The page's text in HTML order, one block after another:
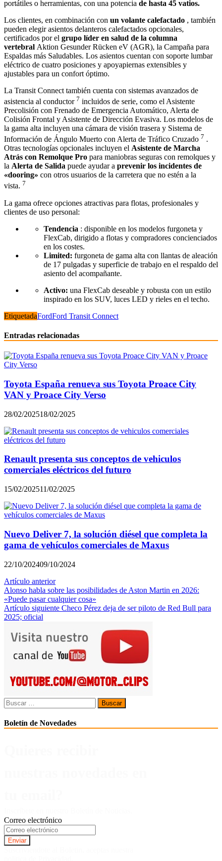
portátiles o herramientas, con una potencia de hasta 45 vatios.
Los clientes, en combinación con un volante calefactado , también
pueden elegir asientos delanteros calefactados opcionales,
certificados por el grupo líder en salud de la columna
vertebral Aktion Gesunder Rücken eV (AGR), la Campaña para
Espaldas más Saludables. Los asientos cuentan con soporte lumbar
eléctrico de cuatro posiciones y apoyapiernas extensibles y
ajustables para un confort óptimo.
La Transit Connect también cuenta con sistemas avanzados de
asistencia al conductor 7 incluidos de serie, como el Asistente
Precolisión con Frenado de Emergencia Automático, Alerta de
Colisión Frontal y Asistente de Dirección Evasiva. Los modelos de
la gama alta incluyen una cámara de visión trasera y Sistema de
Información de Ángulo Muerto con Alerta de Tráfico Cruzado 7 .
Otras tecnologías opcionales incluyen el Asistente de Marcha
Atrás con Remolque Pro para maniobras seguras con remolques y
la Alerta de Salida puede ayudar a prevenir los incidentes de
«dooring» con otros usuarios de la carretera que no estén a la
vista. 7
La gama ofrece opciones atractivas para flotas, profesionales y
clientes de uso personal:
Tendencia : disponible en los modelos furgoneta y
FlexCab, dirigido a flotas y compradores concienciados
en los costes.
Limited: furgoneta de gama alta con llantas de aleación
de 17 pulgadas y superficie de trabajo en el respaldo del
asiento del acompañante.
Activo: una FlexCab deseable y robusta con un estilo
inspirado en los SUV, luces LED y rieles en el techo.
EtiquetadaFordFord Transit Connect
Entradas relacionadas
Toyota España renueva sus Toyota Proace City
VAN y Proace City Verso
28/02/202518/02/2025
Renault presenta sus conceptos de vehiculos
comerciales eléctricos del futuro
15/02/202511/02/2025
Nuevo Deliver 7, la solución diésel que completa la
gama de vehículos comerciales de Maxus
22/10/202409/10/2024
Navegación
de
entradas
Artículo anterior
Alonso habla sobre las posibilidades de Aston Martin en 2026:
«Puede pasar cualquier cosa»
Artículo siguiente Checo Pérez deja de ser piloto de Red Bull para
2025; oficial
Buscar:
Boletín de Novedades
Correo electrónico